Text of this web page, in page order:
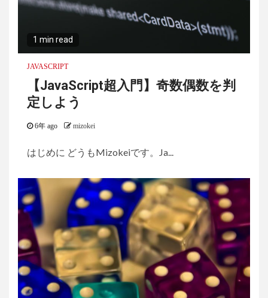
1 min read
JAVASCRIPT
【JavaScript超入門】奇数偶数を判
定しよう
6年 ago mizokei
はじめに どうもMizokeiです。Ja...